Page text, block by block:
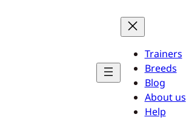
Trainers
Breeds
Blog
About us
Help